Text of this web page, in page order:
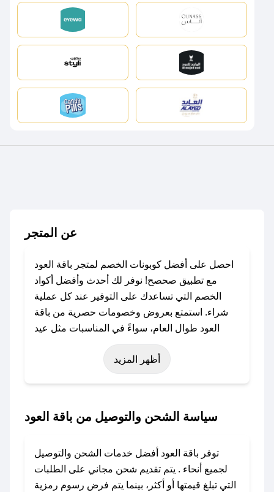
عن المتجر
احصل على أفضل كوبونات الخصم لمتجر باقة العود
مع تطبيق صحصح! نوفر لك أحدث وأفضل أكواد
الخصم التي تساعدك على التوفير عند كل عملية
شراء. استمتع بعروض وخصومات حصرية من باقة
العود طوال العام، سواءً في المناسبات مثل عيد
الفطر، عيد الأضحى، الجمعة البيضاء (شهر نوفمبر)،
رمضان، اليوم الوطني، يوم التأسيس، أو حتى عروض
باستخدام تطبيق صحصح، يمكنك العثور بسهولة على
تواصل معنا عبر تويتر أو البريد الإلكتروني لإضافته
بسرعة.
أظهر المزيد
سياسة الشحن والتوصيل من باقة العود
توفر باقة العود أفضل خدمات الشحن والتوصيل
لجميع أنحاء . يتم تقديم شحن مجاني على الطلبات
التي تبلغ قيمتها أو أكثر، بينما يتم فرض رسوم رمزية